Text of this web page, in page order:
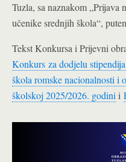
Tuzla, sa naznakom „Prijava
učenike srednjih škola“,
Tekst Konkursa i Prijevni
Konkurs za dodjelu
škola romske nacionalnosti i
školskoj 2025/2026. godini i